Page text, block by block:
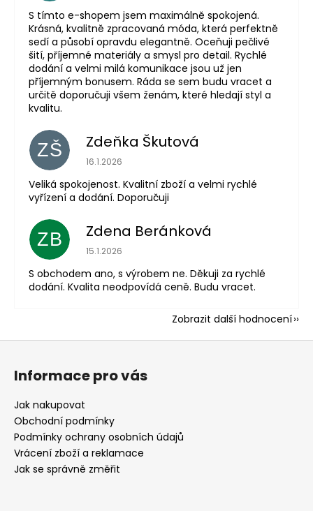
S tímto e-shopem jsem maximálně spokojená.
Krásná, kvalitně zpracovaná móda, která perfektně
sedí a působí opravdu elegantně. Oceňuji pečlivé
šití, příjemné materiály a smysl pro detail. Rychlé
dodání a velmi milá komunikace jsou už jen
příjemným bonusem. Ráda se sem budu vracet a
určitě doporučuji všem ženám, které hledají styl a
kvalitu.
ZŠ Zdeňka Škutová
Hodnocení obchodu je 5 z 5 hvězdiček.
16.1.2026
Veliká spokojenost. Kvalitní zboží a velmi rychlé
vyřízení a dodání. Doporučuji
ZB Zdena Beránková
Hodnocení obchodu je 1 z 5 hvězdiček.
15.1.2026
S obchodem ano, s výrobem ne. Děkuji za rychlé
dodání. Kvalita neodpovídá ceně. Budu vracet.
Zobrazit další hodnocení
Z
Informace pro vás
Jak nakupovat
Obchodní podmínky
Podmínky ochrany osobních údajů
Vrácení zboží a reklamace
Jak se správně změřit